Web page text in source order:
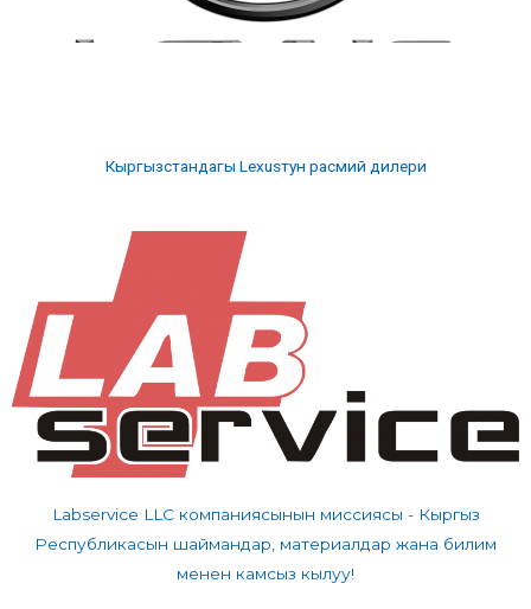
Кыргызстандагы Lexusтун расмий дилери
Labservice LLC компаниясынын миссиясы - Кыргыз
Республикасын шаймандар, материалдар жана билим
менен камсыз кылуу!